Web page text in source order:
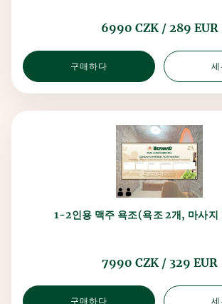
6990 CZK / 289 EUR
구매하다
1-2인용 맥주 욕조(욕조 2개, 마사
7990 CZK / 329 EUR
구매하다